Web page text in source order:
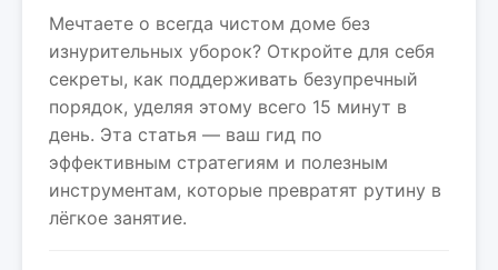
Мечтаете о всегда чистом доме без
изнурительных уборок? Откройте для себя
секреты, как поддерживать безупречный
порядок, уделяя этому всего 15 минут в
день. Эта статья — ваш гид по
эффективным стратегиям и полезным
инструментам, которые превратят рутину в
лёгкое занятие.